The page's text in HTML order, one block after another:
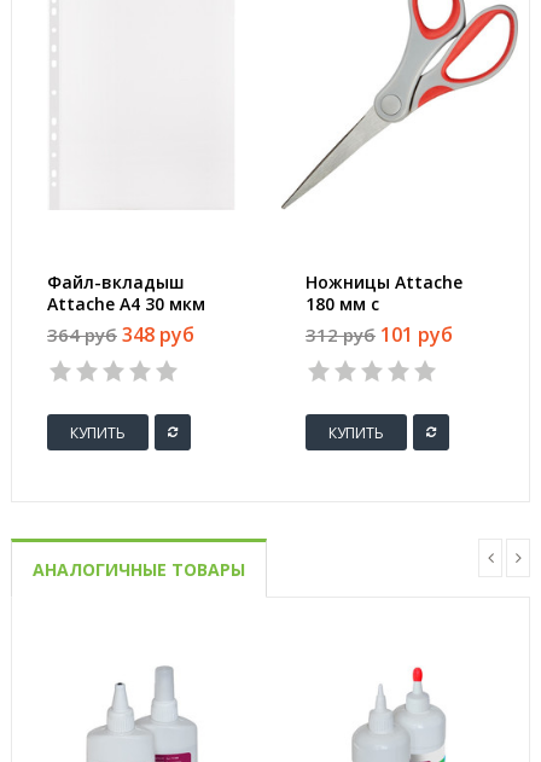
Файл-вкладыш
Attache А4 30 мкм
прозрачный гладкий
100 штук в упаковке
364 руб 348 руб
КУПИТЬ
Ножницы Attache
180 мм с
пластиковыми
прорезиненными
анатомическими
312 руб 101 руб
КУПИТЬ
АНАЛОГИЧНЫЕ ТОВАРЫ